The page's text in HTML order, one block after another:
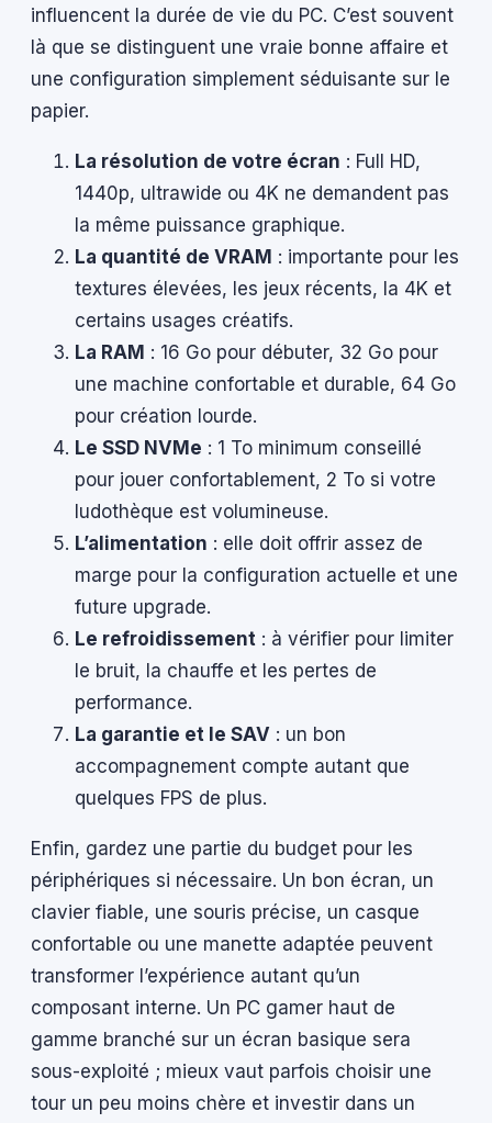
influencent la durée de vie du PC. C’est souvent
là que se distinguent une vraie bonne affaire et
une configuration simplement séduisante sur le
papier.
La résolution de votre écran : Full HD,
1440p, ultrawide ou 4K ne demandent pas
la même puissance graphique.
La quantité de VRAM : importante pour les
textures élevées, les jeux récents, la 4K et
certains usages créatifs.
La RAM : 16 Go pour débuter, 32 Go pour
une machine confortable et durable, 64 Go
pour création lourde.
Le SSD NVMe : 1 To minimum conseillé
pour jouer confortablement, 2 To si votre
ludothèque est volumineuse.
L’alimentation : elle doit offrir assez de
marge pour la configuration actuelle et une
future upgrade.
Le refroidissement : à vérifier pour limiter
le bruit, la chauffe et les pertes de
performance.
La garantie et le SAV : un bon
accompagnement compte autant que
quelques FPS de plus.
Enfin, gardez une partie du budget pour les
périphériques si nécessaire. Un bon écran, un
clavier fiable, une souris précise, un casque
confortable ou une manette adaptée peuvent
transformer l’expérience autant qu’un
composant interne. Un PC gamer haut de
gamme branché sur un écran basique sera
sous-exploité ; mieux vaut parfois choisir une
tour un peu moins chère et investir dans un